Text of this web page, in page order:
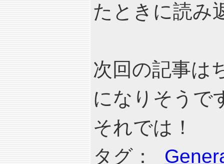
たときに読み
次回の記事は
になりそうで
それでは！
タグ：